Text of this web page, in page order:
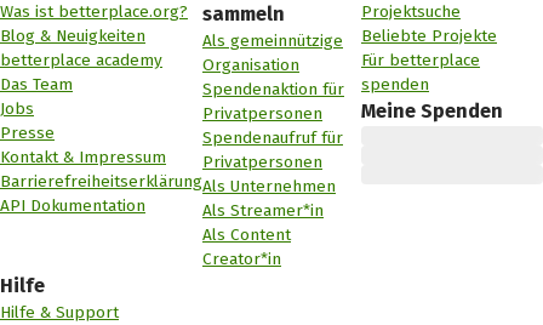
Was ist betterplace.org?
Blog & Neuigkeiten
betterplace academy
Das Team
Jobs
Presse
Kontakt & Impressum
Barrierefreiheitserklärung
API Dokumentation
sammeln
Als gemeinnützige
Organisation
Spendenaktion für
Privatpersonen
Spendenaufruf für
Privatpersonen
Als Unternehmen
Als Streamer*in
Als Content
Creator*in
Projektsuche
Beliebte Projekte
Für betterplace
spenden
Meine Spenden
Hilfe
Hilfe & Support